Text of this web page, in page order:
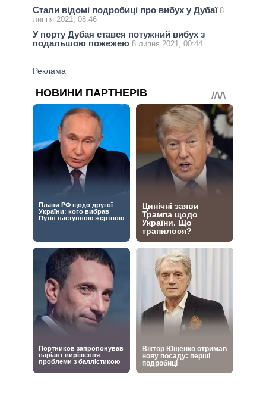
Стали відомі подробиці про вибух у Дубаї 8
липня 2021, 08:46
У порту Дубая стався потужний вибух з
подальшою пожежею 8 липня 2021, 00:44